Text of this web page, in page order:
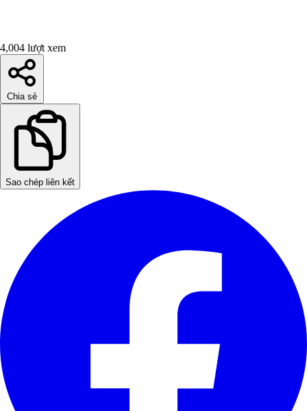
4,004 lượt xem
Chia sẻ
Sao chép liên kết